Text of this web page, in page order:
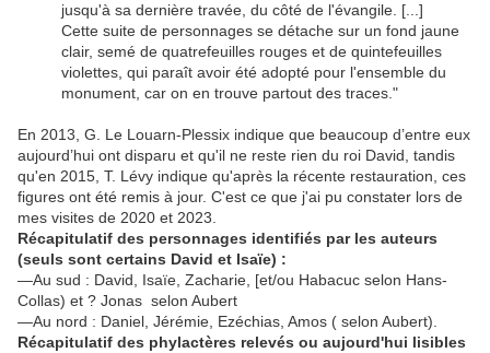
jusqu'à sa dernière travée, du côté de l'évangile. [...]
Cette suite de personnages se détache sur un fond jaune
clair, semé de quatrefeuilles rouges et de quintefeuilles
violettes, qui paraît avoir été adopté pour l'ensemble du
monument, car on en trouve partout des traces."
En 2013, G. Le Louarn-Plessix indique que beaucoup d’entre eux
aujourd’hui ont disparu et qu'il ne reste rien du roi David, tandis
qu'en 2015, T. Lévy indique qu'après la récente restauration, ces
figures ont été remis à jour. C'est ce que j'ai pu constater lors de
mes visites de 2020 et 2023.
Récapitulatif des personnages identifiés par les auteurs
(seuls sont certains David et Isaïe) :
—Au sud : David, Isaïe, Zacharie, [et/ou Habacuc selon Hans-
Collas) et ? Jonas selon Aubert
—Au nord : Daniel, Jérémie, Ezéchias, Amos ( selon Aubert).
Récapitulatif des phylactères relevés ou aujourd'hui lisibles